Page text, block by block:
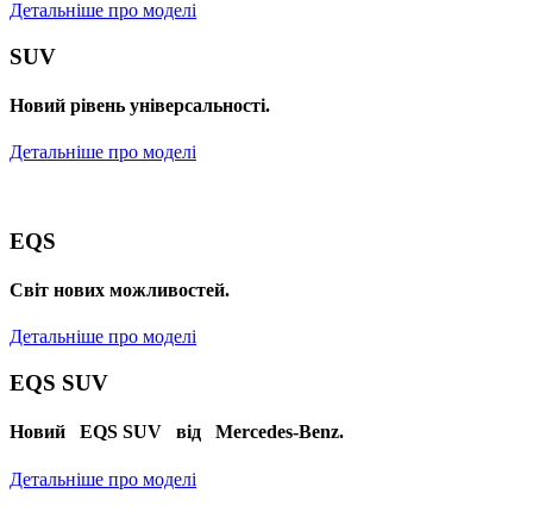
Детальніше про моделі
SUV
Новий рівень універсальності.
Детальніше про моделі
EQS
Cвіт нових можливостей.
Детальніше про моделі
EQS SUV
Новий EQS SUV від Mercedes-Benz.
Детальніше про моделі